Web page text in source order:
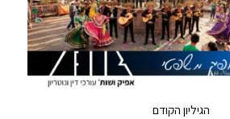
הגיליון הקודם